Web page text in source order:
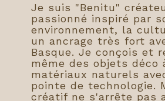
Je suis "Benitu"
passionné inspiré par
environnement, la
un ancrage très fort
Basque. Je conçois et
même des objets déco
matériaux naturels
pointe de technologie.
créatif ne s'arrête pas